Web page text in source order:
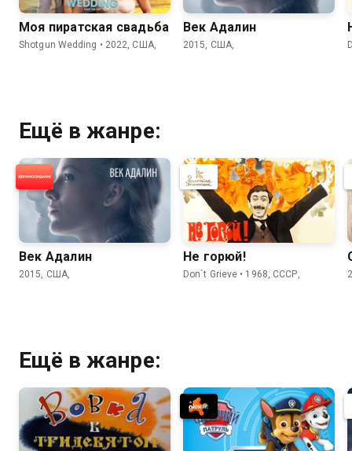
Моя пиратская свадьба
Shotgun Wedding • 2022, США,
Век Адалин
2015, США,
Ещё в жанре:
Век Адалин
2015, США,
Не горюй!
Don`t Grieve • 1968, СССР,
Ещё в жанре: